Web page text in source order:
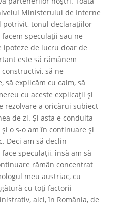
Ministerului de Interne
potrivit, tonul declarațiilor
speculații sau ne
de lucru doar de
este să rămânem
să ne
să explicăm cu calm, să
cu aceste explicații și
rezolvare a oricărui subiect
de zi. Și asta e conduita
și o s-o am în continuare și
Deci am să declin
speculații, însă am să
rămân concentrat
meu austriac, cu
cu toți factorii
aici, în România, de